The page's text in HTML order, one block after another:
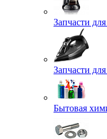
Запчасти
Запчасти
Бытовая